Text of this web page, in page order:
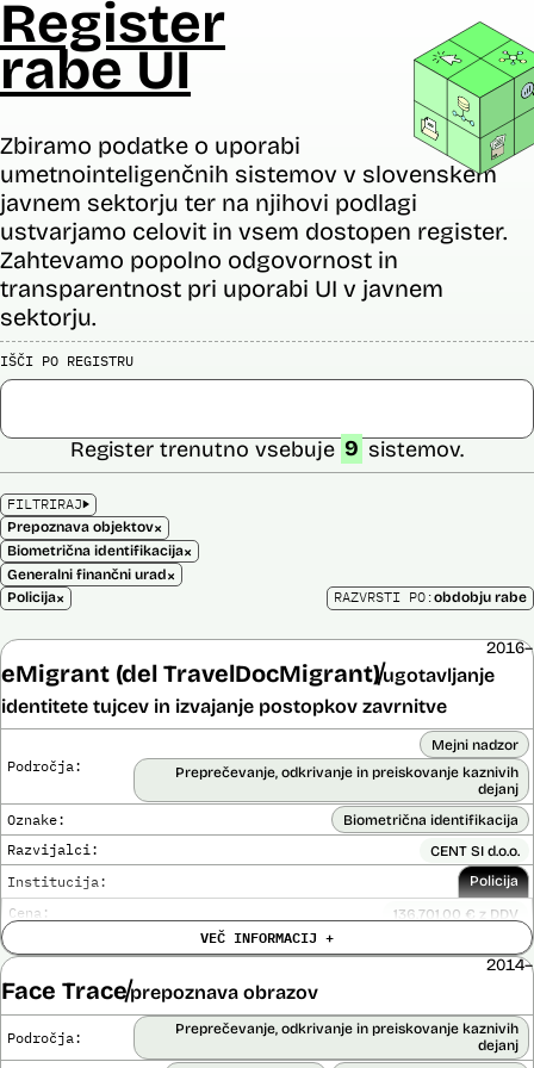
Register
rabe UI
Zbiramo podatke o uporabi
umetnointeligenčnih sistemov v slovenskem
javnem sektorju ter na njihovi podlagi
ustvarjamo celovit in vsem dostopen register.
Zahtevamo popolno odgovornost in
transparentnost pri uporabi UI v javnem
sektorju.
IŠČI PO REGISTRU
FILTRIRAJ
Prepoznava objektov×
Biometrična identifikacija×
Generalni finančni urad×
Policija×
Register trenutno vsebuje 9 sistemov.
RAZVRSTI PO:obdobju rabe
eMigrant (del TravelDocMigrant)ugotavljanje
identitete tujcev in izvajanje postopkov zavrnitve
2016–
Področja:
Mejni nadzor
Preprečevanje, odkrivanje in preiskovanje kaznivih
dejanj
Oznake: Biometrična identifikacija
Razvijalci: CENT SI d.o.o.
Institucija: Policija
Cena: 136.701,00 € z DDV
Analiza učinka na človekove pravice
opravljena:
Analiza učinka na osebne podatke opravljena:
Posodobljeno: 3. december 2024
S pomočjo sistema policija ugotavlja identiteto in registrira ilegalne
migrante, preverja potnike na mejnih prehodih in izvaja postopke
VEČ INFORMACIJ +
Face Traceprepoznava obrazov
2014–
Področja:
Preprečevanje, odkrivanje in preiskovanje kaznivih
dejanj